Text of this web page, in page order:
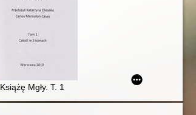
Książę Mgły. T. 1